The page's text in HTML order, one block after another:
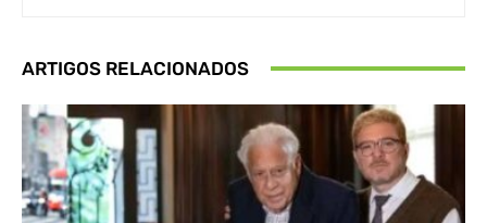
ARTIGOS RELACIONADOS